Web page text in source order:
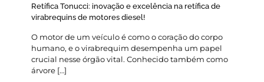
Retífica Tonucci: inovação e excelência na retífica de
virabrequins de motores diesel!
O motor de um veículo é como o coração do corpo
humano, e o virabrequim desempenha um papel
crucial nesse órgão vital. Conhecido também como
árvore […]